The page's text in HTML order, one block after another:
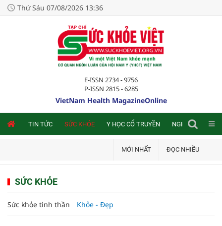
Thứ Sáu 07/08/2026 13:36
E-ISSN 2734 - 9756
P-ISSN 2815 - 6285
VietNam Health MagazineOnline
TIN TỨC SỨC KHỎE Y HỌC CỔ TRUYỀN NGHIÊN CỨU
MỚI NHẤT ĐỌC NHIỀU
SỨC KHỎE
Sức khỏe tinh thần Khỏe - Đẹp